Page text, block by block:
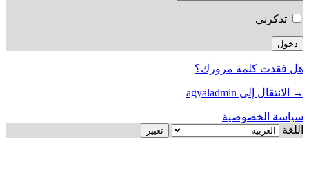
تذكرني
هل فقدت كلمة مرورك؟
→ الانتقال إلى agyaladmin
سياسة الخصوصية
اللغة